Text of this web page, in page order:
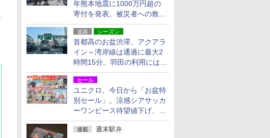
年熊本地震に1000万円超の
寄付を発表。被災者への救援
活動・復旧支援
道路 シーズン
首都高のお盆渋滞、アクアラ
イン～湾岸線は通過に最大2
時間15分。羽田の利用には
「空港西出口」の利用検討を
セール
ユニクロ、今日から「お盆特
別セール」。涼感シアサッカ
ーワンピース待望値下げ、撥
水ギアショーツは1990円に
連載 週末駅弁